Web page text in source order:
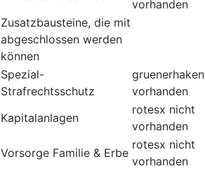
vorhanden
Zusatzbausteine, die mit
abgeschlossen werden
können
Spezial-
Strafrechtsschutz
gruenerhaken
vorhanden
Kapitalanlagen
rotesx nicht
vorhanden
Vorsorge Familie & Erbe
rotesx nicht
vorhanden